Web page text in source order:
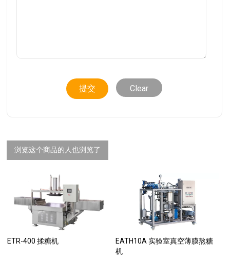
Clear
浏览这个商品的人也浏览了
ETR-400 揉糖机
EATH10A 实验室真空薄膜熬糖
机